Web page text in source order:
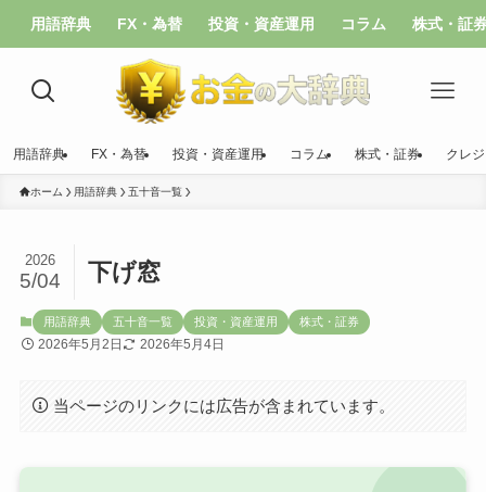
用語辞典 FX・為替 投資・資産運用 コラム 株式・証
用語辞典 FX・為替 投資・資産運用 コラム 株式・証券 クレ
ホーム 用語辞典 五十音一覧
下げ窓
2026
5/04
用語辞典 五十音一覧 投資・資産運用 株式・証券
2026年5月2日 2026年5月4日
当ページのリンクには広告が含まれています。